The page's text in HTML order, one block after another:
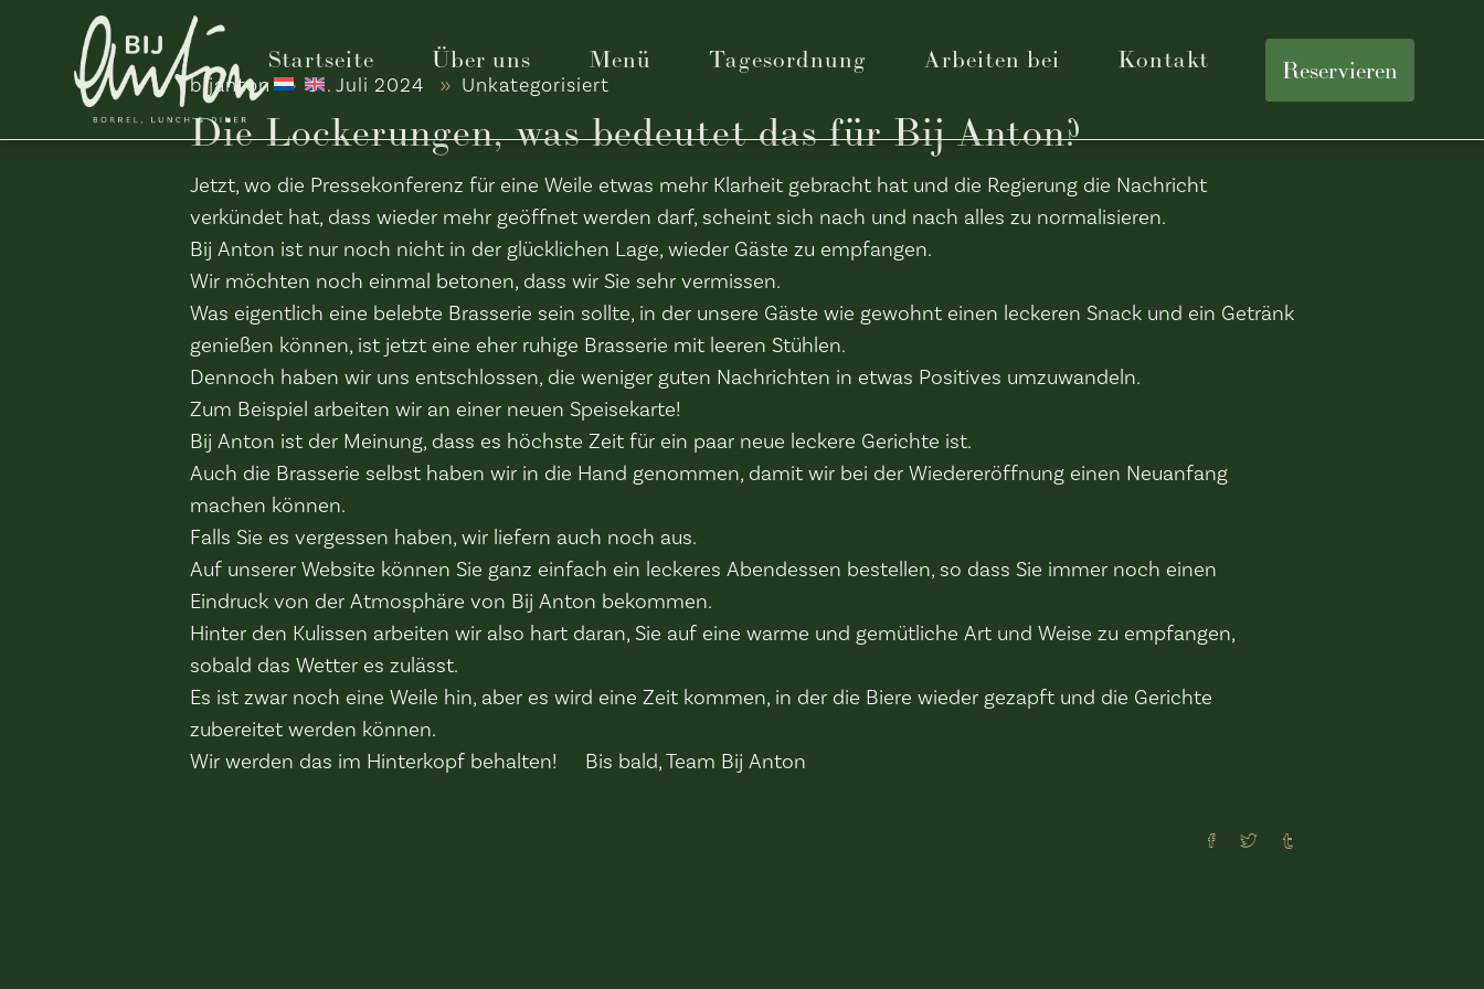
Startseite Über uns Menü Tagesordnung Arbeiten bei Kontakt Reservieren
bijanton 31. Juli 2024 Unkategorisiert
Die Lockerungen, was bedeutet das für Bij Anton?
Jetzt, wo die Pressekonferenz für eine Weile etwas mehr Klarheit gebracht hat und die Regierung die Nachricht
verkündet hat, dass wieder mehr geöffnet werden darf, scheint sich nach und nach alles zu normalisieren.
Bij Anton ist nur noch nicht in der glücklichen Lage, wieder Gäste zu empfangen.
Wir möchten noch einmal betonen, dass wir Sie sehr vermissen.
Was eigentlich eine belebte Brasserie sein sollte, in der unsere Gäste wie gewohnt einen leckeren Snack und ein Getränk
genießen können, ist jetzt eine eher ruhige Brasserie mit leeren Stühlen.
Dennoch haben wir uns entschlossen, die weniger guten Nachrichten in etwas Positives umzuwandeln.
Zum Beispiel arbeiten wir an einer neuen Speisekarte!
Bij Anton ist der Meinung, dass es höchste Zeit für ein paar neue leckere Gerichte ist.
Auch die Brasserie selbst haben wir in die Hand genommen, damit wir bei der Wiedereröffnung einen Neuanfang
machen können.
Falls Sie es vergessen haben, wir liefern auch noch aus.
Auf unserer Website können Sie ganz einfach ein leckeres Abendessen bestellen, so dass Sie immer noch einen
Eindruck von der Atmosphäre von Bij Anton bekommen.
Hinter den Kulissen arbeiten wir also hart daran, Sie auf eine warme und gemütliche Art und Weise zu empfangen,
sobald das Wetter es zulässt.
Es ist zwar noch eine Weile hin, aber es wird eine Zeit kommen, in der die Biere wieder gezapft und die Gerichte
zubereitet werden können.
Wir werden das im Hinterkopf behalten! Bis bald, Team Bij Anton